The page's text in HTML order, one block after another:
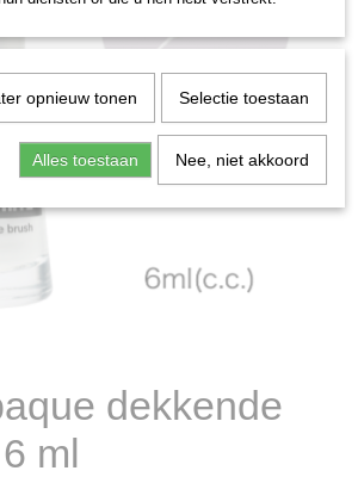
dekkende
ml
opnieuw tonen Selectie toestaan
Alles toestaan Nee, niet akkoord